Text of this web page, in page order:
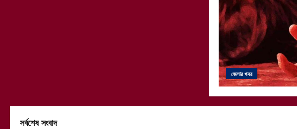
জেলার খবর
সর্বশেষ সংবাদ